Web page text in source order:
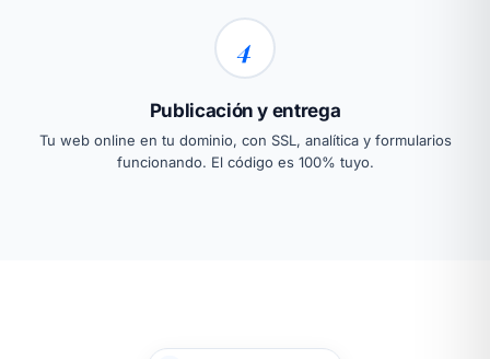
4
Publicación y entrega
Tu web online en tu dominio, con SSL, analítica y formularios
funcionando. El código es 100% tuyo.